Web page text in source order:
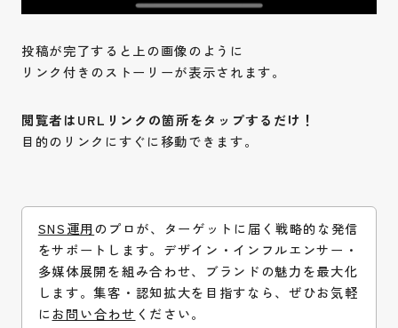
投稿が完了すると上の画像のように
リンク付きのストーリーが表示されます。
閲覧者はURLリンクの箇所をタップするだけ！
目的のリンクにすぐに移動できます。
SNS運用のプロが、ターゲットに届く戦略的な発信
をサポートします。デザイン・インフルエンサー・
多媒体展開を組み合わせ、ブランドの魅力を最大化
します。集客・認知拡大を目指すなら、ぜひお気軽
にお問い合わせ ください。